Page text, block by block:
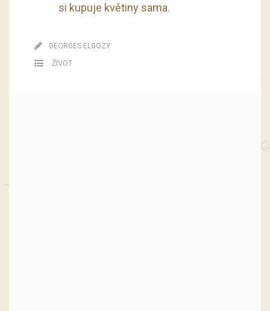
si kupuje květiny sama.
GEORGES ELGOZY
ŽIVOT